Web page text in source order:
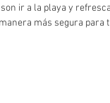
ir a la playa y
más segura para